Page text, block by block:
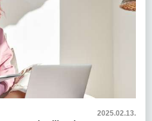
2025.02.13.